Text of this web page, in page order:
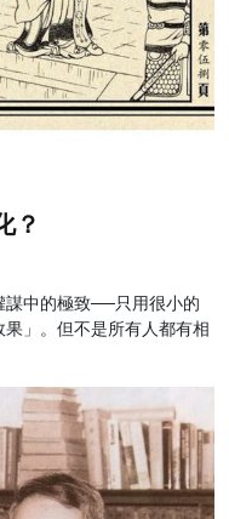
？
謀中的極致──只用很小的
果」。但不是所有人都有相